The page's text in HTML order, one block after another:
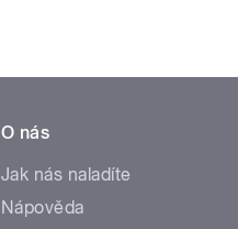
O nás
Jak nás naladíte
Nápověda